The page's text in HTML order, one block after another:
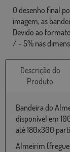
O desenho final
imagem, as
Devido ao
/ - 5% nas
Descrição do
Produto
Bandeira do
disponível em
até 180x300
Almeirim